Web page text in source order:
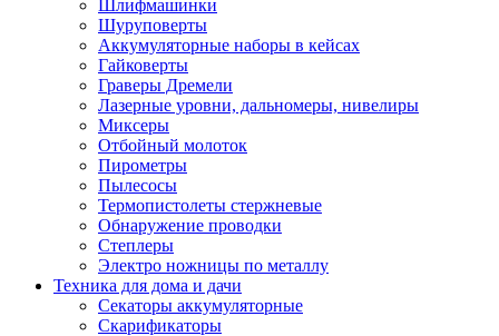
Шлифмашинки
Шуруповерты
Аккумуляторные наборы в кейсах
Гайковерты
Граверы Дремели
Лазерные уровни, дальномеры, нивелиры
Миксеры
Отбойный молоток
Пирометры
Пылесосы
Термопистолеты стержневые
Обнаружение проводки
Степлеры
Электро ножницы по металлу
Техника для дома и дачи
Секаторы аккумуляторные
Скарификаторы